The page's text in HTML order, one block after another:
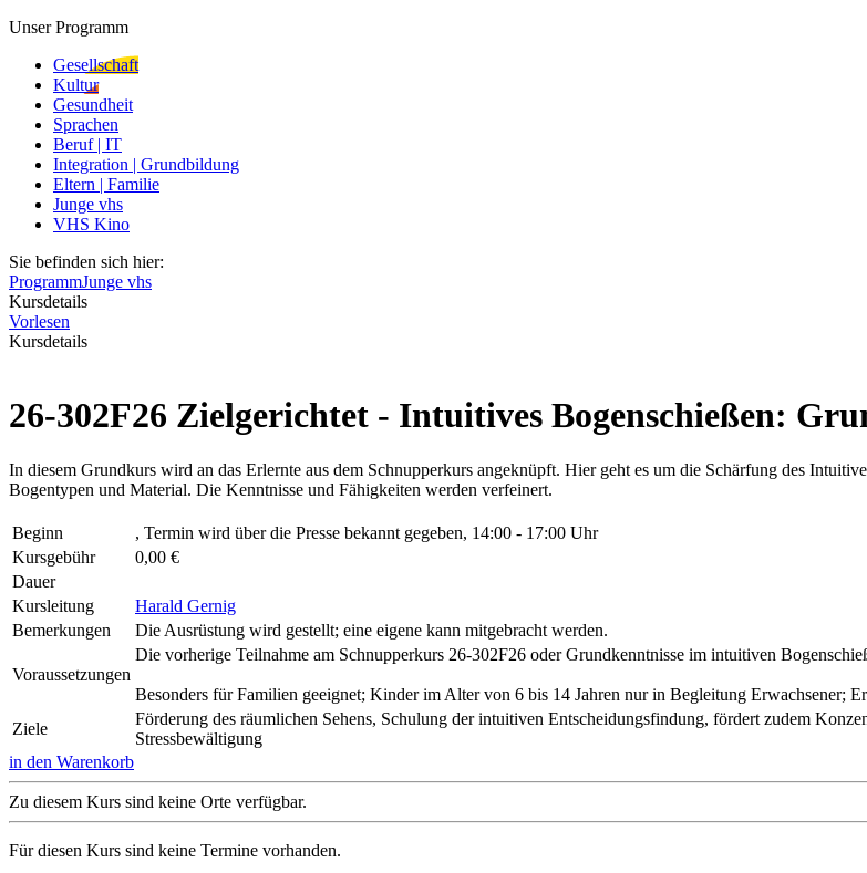
Unser Programm
Gesellschaft
Kultur
Gesundheit
Sprachen
Beruf | IT
Integration | Grundbildung
Eltern | Familie
Junge vhs
VHS Kino
Sie befinden sich hier:
ProgrammJunge vhs
Kursdetails
Vorlesen
Kursdetails
26-302F26 Zielgerichtet - Intuitives Bogenschießen:
In diesem Grundkurs wird an das Erlernte aus dem Schnupperkurs angeknüpft. Hier geht es um die Schärfung des
Bogentypen und Material. Die Kenntnisse und Fähigkeiten werden verfeinert.
Beginn
, Termin wird über die Presse bekannt gegeben, 14:00 - 17:00 Uhr
Kursgebühr
0,00 €
Dauer
Kursleitung
Harald Gernig
Bemerkungen
Die Ausrüstung wird gestellt; eine eigene kann mitgebracht werden.
Voraussetzungen
Die vorherige Teilnahme am Schnupperkurs 26-302F26 oder Grundkenntnisse im intuitiven
Besonders für Familien geeignet; Kinder im Alter von 6 bis 14 Jahren nur in Begleitung Erwachsener;
Ziele
Förderung des räumlichen Sehens, Schulung der intuitiven Entscheidungsfindung, fördert zudem
Stressbewältigung
in den Warenkorb
Zu diesem Kurs sind keine Orte verfügbar.
Für diesen Kurs sind keine Termine vorhanden.